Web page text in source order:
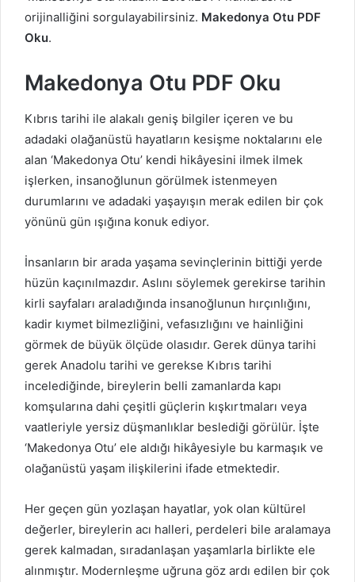
orijinalliğini sorgulayabilirsiniz. Makedonya Otu PDF
Oku.
Makedonya Otu PDF Oku
Kıbrıs tarihi ile alakalı geniş bilgiler içeren ve bu
adadaki olağanüstü hayatların kesişme noktalarını ele
alan ‘Makedonya Otu’ kendi hikâyesini ilmek ilmek
işlerken, insanoğlunun görülmek istenmeyen
durumlarını ve adadaki yaşayışın merak edilen bir çok
yönünü gün ışığına konuk ediyor.
İnsanların bir arada yaşama sevinçlerinin bittiği yerde
hüzün kaçınılmazdır. Aslını söylemek gerekirse tarihin
kirli sayfaları araladığında insanoğlunun hırçınlığını,
kadir kıymet bilmezliğini, vefasızlığını ve hainliğini
görmek de büyük ölçüde olasıdır. Gerek dünya tarihi
gerek Anadolu tarihi ve gerekse Kıbrıs tarihi
incelediğinde, bireylerin belli zamanlarda kapı
komşularına dahi çeşitli güçlerin kışkırtmaları veya
vaatleriyle yersiz düşmanlıklar beslediği görülür. İşte
‘Makedonya Otu’ ele aldığı hikâyesiyle bu karmaşık ve
olağanüstü yaşam ilişkilerini ifade etmektedir.
Her geçen gün yozlaşan hayatlar, yok olan kültürel
değerler, bireylerin acı halleri, perdeleri bile aralamaya
gerek kalmadan, sıradanlaşan yaşamlarla birlikte ele
alınmıştır. Modernleşme uğruna göz ardı edilen bir çok